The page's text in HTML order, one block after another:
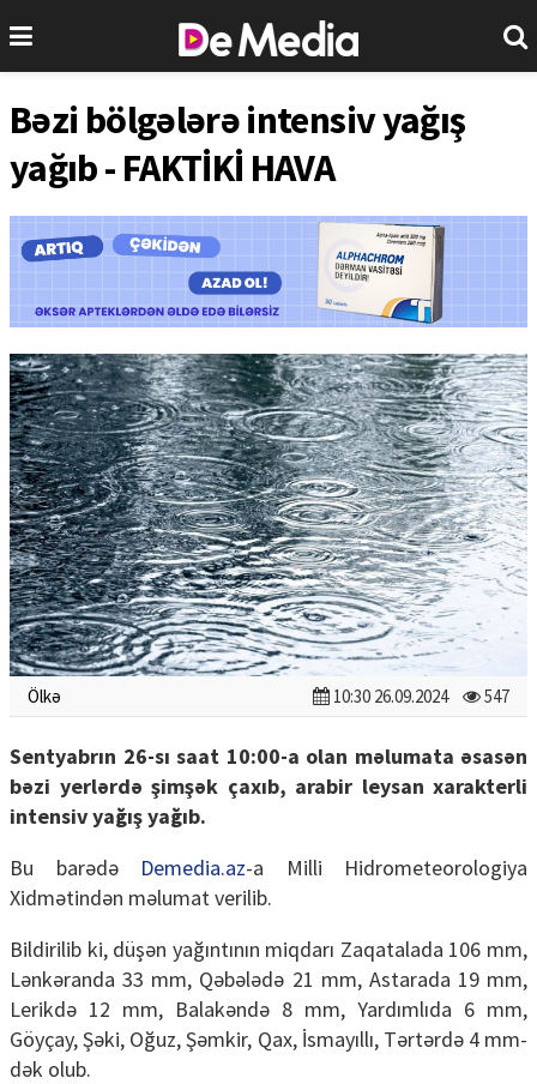
Bəzi bölgələrə intensiv yağış
yağıb - FAKTİKİ HAVA
Ölkə 10:30 26.09.2024 547
Sentyabrın 26-sı saat 10:00-a olan məlumata əsasən
bəzi yerlərdə şimşək çaxıb, arabir leysan xarakterli
intensiv yağış yağıb.
Bu barədə Demedia.az-a Milli Hidrometeorologiya
Xidmətindən məlumat verilib.
Bildirilib ki, düşən yağıntının miqdarı Zaqatalada 106 mm,
Lənkəranda 33 mm, Qəbələdə 21 mm, Astarada 19 mm,
Lerikdə 12 mm, Balakəndə 8 mm, Yardımlıda 6 mm,
Göyçay, Şəki, Oğuz, Şəmkir, Qax, İsmayıllı, Tərtərdə 4 mm-
dək olub.